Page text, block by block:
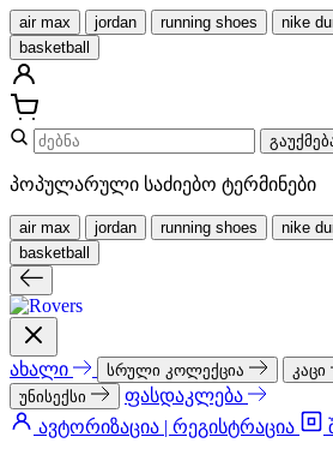
air max jordan running shoes nike
basketball
პოპულარული საძიებო ტერმინები
air max jordan running shoes nike
basketball
ახალი სრული კოლექცია კაცი
უნისექსი
ფასდაკლება
ავტორიზაცია | რეგისტრაცია